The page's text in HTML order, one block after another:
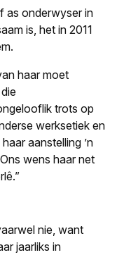
as onderwyser in
is, het in 2011
haar moet
trots op
werks­etiek en
aanstelling ’n
wens haar net
nie, want
jaarliks in